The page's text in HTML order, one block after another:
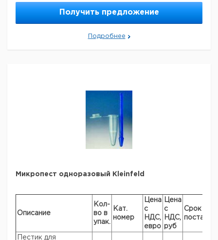
Получить предложение
Подробнее
Микропест одноразовый Kleinfeld
Описание
Кол-
во в
упак.
Кат.
номер
Цена
с
НДС,
евро
Цена
с
НДС,
руб
Срок
поставки
Пестик для